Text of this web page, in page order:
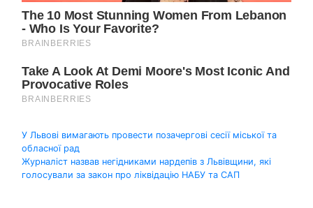
Навігація
записів
У Львові вимагають провести позачергові сесії міської та
обласної рад
Журналіст назвав негідниками нардепів з Львівщини, які
голосували за закон про ліквідацію НАБУ та САП